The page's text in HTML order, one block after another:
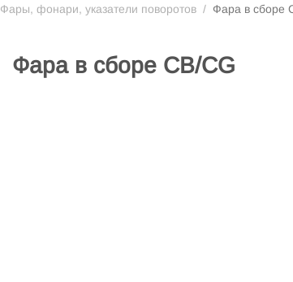
Фары, фонари, указатели поворотов / Фара в сборе
Фара в сборе CB/CG